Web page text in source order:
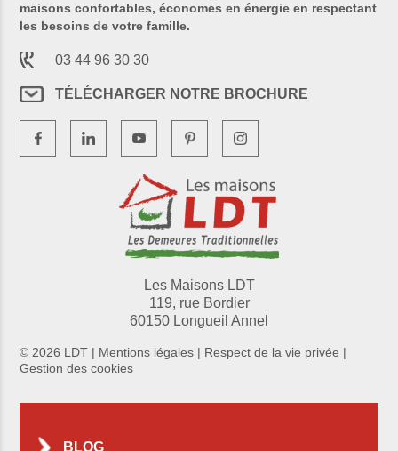
maisons confortables, économes en énergie en respectant
les besoins de votre famille.
03 44 96 30 30
TÉLÉCHARGER NOTRE BROCHURE
Les Maisons LDT
119, rue Bordier
60150 Longueil Annel
© 2026 LDT | Mentions légales | Respect de la vie privée |
Gestion des cookies
BLOG